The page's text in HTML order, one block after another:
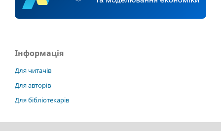
Інформація
Для читачів
Для авторів
Для бібліотекарів